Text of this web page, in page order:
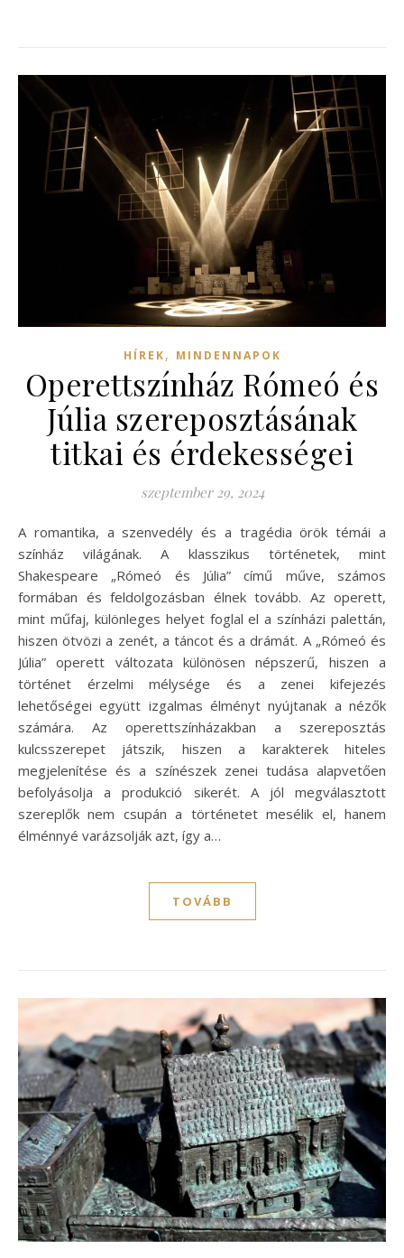
HÍREK, MINDENNAPOK
Operettszínház Rómeó és
Júlia szereposztásának
titkai és érdekességei
szeptember 29, 2024
A romantika, a szenvedély és a tragédia örök témái a
színház világának. A klasszikus történetek, mint
Shakespeare „Rómeó és Júlia” című műve, számos
formában és feldolgozásban élnek tovább. Az operett,
mint műfaj, különleges helyet foglal el a színházi palettán,
hiszen ötvözi a zenét, a táncot és a drámát. A „Rómeó és
Júlia” operett változata különösen népszerű, hiszen a
történet érzelmi mélysége és a zenei kifejezés
lehetőségei együtt izgalmas élményt nyújtanak a nézők
számára. Az operettszínházakban a szereposztás
kulcsszerepet játszik, hiszen a karakterek hiteles
megjelenítése és a színészek zenei tudása alapvetően
befolyásolja a produkció sikerét. A jól megválasztott
szereplők nem csupán a történetet mesélik el, hanem
élménnyé varázsolják azt, így a…
TOVÁBB